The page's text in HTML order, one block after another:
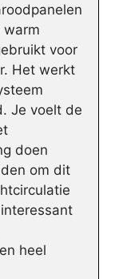
warm
voor
Het werkt
Je voelt de
doen
om dit
heel